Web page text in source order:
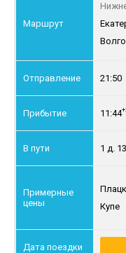
21:50
11:44
1 д.
Купе